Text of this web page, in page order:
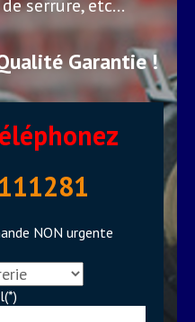
serrure, etc…
Garantie !
NON urgente